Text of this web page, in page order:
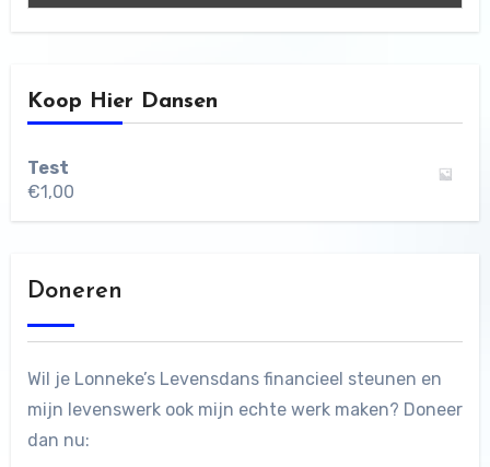
Koop Hier Dansen
Test
€1,00
Doneren
Wil je Lonneke’s Levensdans financieel steunen en
mijn levenswerk ook mijn echte werk maken? Doneer
dan nu: